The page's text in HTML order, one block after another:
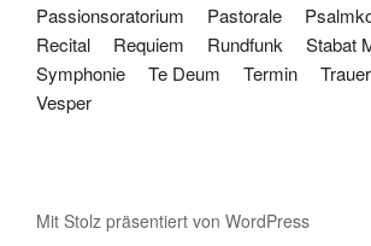
Passionsoratorium
Pastorale
Recital
Requiem Rundfunk
Stabat
Symphonie
Te Deum Termin
Vesper
Mit Stolz präsentiert von WordPress